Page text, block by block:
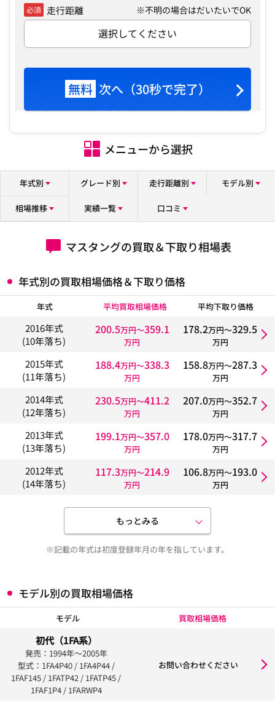
必須 走行距離 ※不明の場合はだいたいでOK
選択してください
無料 次へ（30秒で完了）
メニューから選択
年式別 グレード別 走行距離別 モデル別
相場推移 実績一覧 口コミ
マスタングの買取＆下取り相場表
年式別の買取相場価格＆下取り価格
年式 平均買取相場価格 平均下取り価格
2016年式
(10年落ち)
200.5万円〜359.1
万円
178.2万円〜329.5
万円
2015年式
(11年落ち)
188.4万円〜338.3
万円
158.8万円〜287.3
万円
2014年式
(12年落ち)
230.5万円〜411.2
万円
207.0万円〜352.7
万円
2013年式
(13年落ち)
199.1万円〜357.0
万円
178.0万円〜317.7
万円
2012年式
(14年落ち)
117.3万円〜214.9
万円
106.8万円〜193.0
万円
もっとみる
※記載の年式は初度登録年月の年を指しています。
モデル別の買取相場価格
モデル 買取相場価格
初代（1FA系）
発売：1994年〜2005年
型式：1FA4P40 / 1FA4P44 /
1FAF145 / 1FATP42 / 1FATP45 /
1FAF1P4 / 1FARWP4
お問い合わせください